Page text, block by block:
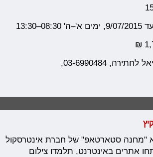
03-6990484,
"מחנה סטארטאפ" של חברת אינטרסקול
אתרים באינטרנט, תלמדו צילום